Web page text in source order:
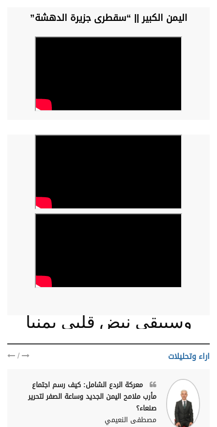
اليمن الكبير || “سقطرى جزيرة الدهشة”
وسيبقى نبض قلبي يمنيا
اراء وتحليلات /
معركة الردع الشامل: كيف رسم اجتماع
مأرب ملامح اليمن الجديد وساعة الصفر لتحرير
صنعاء؟
مصطفى النعيمي